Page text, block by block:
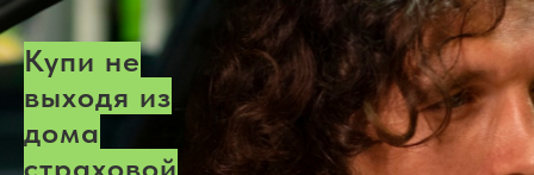
Купи не
выходя из
дома
страховой